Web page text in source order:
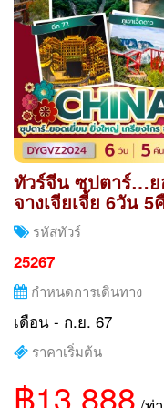
ทัวร์จีน ซุปตาร์…ย
จางเจียเจี้ย 6วัน 5
รหัสทัวร์
25267
กำหนดการเดินทาง
เดือน - ก.ย. 67
ราคาเริ่มต้น
฿13,888